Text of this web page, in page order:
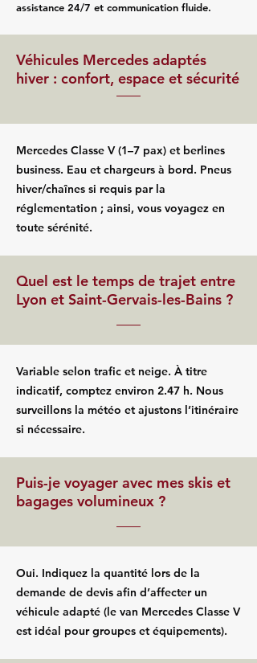
assistance 24/7 et communication fluide.
Véhicules Mercedes adaptés
hiver : confort, espace et sécurité
Mercedes Classe V (1–7 pax) et berlines
business. Eau et chargeurs à bord. Pneus
hiver/chaînes si requis par la
réglementation ; ainsi, vous voyagez en
toute sérénité.
Quel est le temps de trajet entre
Lyon et Saint-Gervais-les-Bains ?
Variable selon trafic et neige. À titre
indicatif, comptez environ 2.47 h. Nous
surveillons la météo et ajustons l’itinéraire
si nécessaire.
Puis-je voyager avec mes skis et
bagages volumineux ?
Oui. Indiquez la quantité lors de la
demande de devis afin d’affecter un
véhicule adapté (le van Mercedes Classe V
est idéal pour groupes et équipements).